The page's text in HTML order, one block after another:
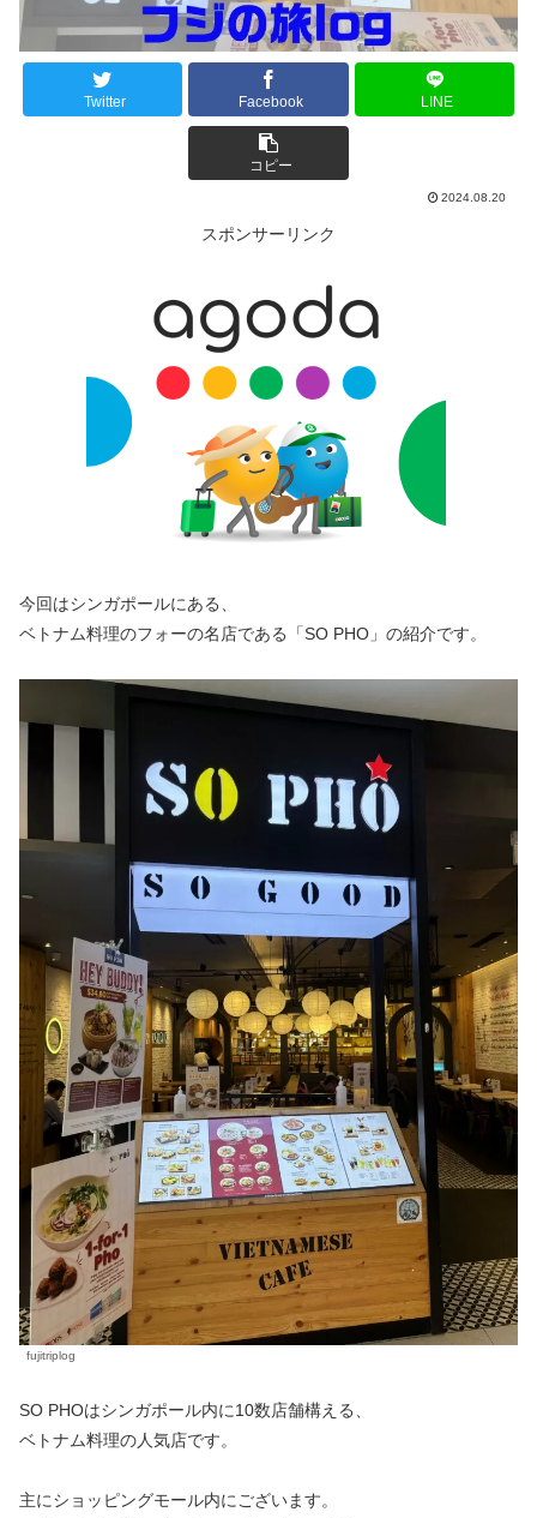
Twitter Facebook LINE
コピー
2024.08.20
スポンサーリンク
今回はシンガポールにある、
ベトナム料理のフォーの名店である「SO PHO」の紹介です。
fujitriplog
SO PHOはシンガポール内に10数店舗構える、
ベトナム料理の人気店です。
主にショッピングモール内にございます。